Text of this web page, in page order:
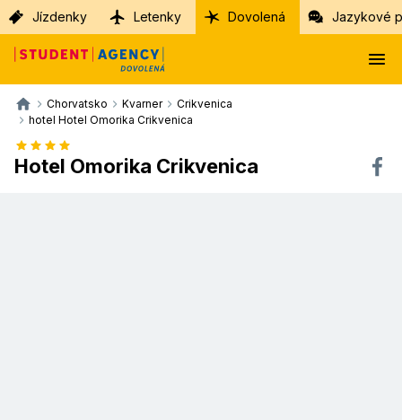
Jízdenky Letenky Dovolená Jazykové
Chorvatsko Kvarner
Crikvenica
hotel Hotel Omorika Crikvenica
Hotel Omorika Crikvenica